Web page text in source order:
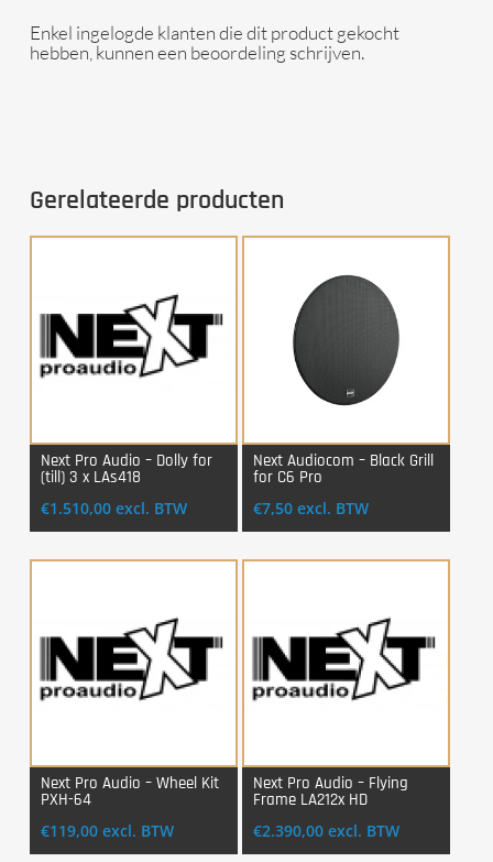
Enkel ingelogde klanten die dit product gekocht
hebben, kunnen een beoordeling schrijven.
Gerelateerde producten
Login Voor Aankoop
Next Pro Audio – Dolly for
(till) 3 x LAs418
€1.510,00 excl. BTW
Login Voor Aankoop
Next Audiocom – Black Grill
for C6 Pro
€7,50 excl. BTW
Login Voor Aankoop
Next Pro Audio – Wheel Kit
PXH-64
€119,00 excl. BTW
Login Voor Aankoop
Next Pro Audio – Flying
Frame LA212x HD
€2.390,00 excl. BTW